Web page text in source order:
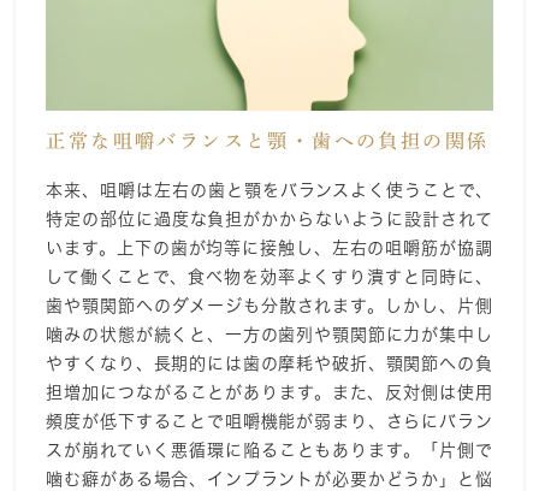
正常な咀嚼バランスと顎・歯への負担の関係
本来、咀嚼は左右の歯と顎をバランスよく使うことで、
特定の部位に過度な負担がかからないように設計されて
います。上下の歯が均等に接触し、左右の咀嚼筋が協調
して働くことで、食べ物を効率よくすり潰すと同時に、
歯や顎関節へのダメージも分散されます。しかし、片側
噛みの状態が続くと、一方の歯列や顎関節に力が集中し
やすくなり、長期的には歯の摩耗や破折、顎関節への負
担増加につながることがあります。また、反対側は使用
頻度が低下することで咀嚼機能が弱まり、さらにバラン
スが崩れていく悪循環に陥ることもあります。「片側で
噛む癖がある場合、インプラントが必要かどうか」と悩